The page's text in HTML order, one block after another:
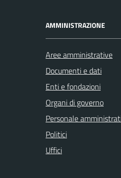
AMMINISTRAZIONE
Aree amministrative
Documenti e dati
Enti e fondazioni
Organi di governo
Personale
Politici
Uffici